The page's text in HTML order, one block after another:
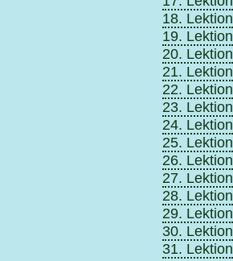
18. Lektion
19. Lektion
20. Lektion
21. Lektion
22. Lektion
23. Lektion
24. Lektion
25. Lektion
26. Lektion
27. Lektion
28. Lektion
29. Lektion
30. Lektion
31. Lektion